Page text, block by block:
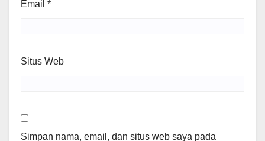
Email *
Situs Web
Simpan nama, email, dan situs web saya pada